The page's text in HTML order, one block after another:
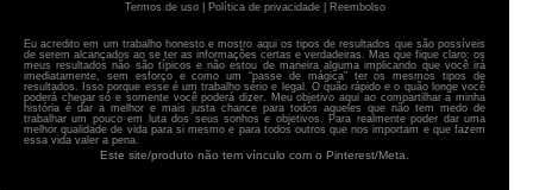
Termos de uso | Política de privacidade | Reembolso
Eu acredito em um trabalho honesto e mostro aqui os tipos de resultados que são possíveis
de serem alcançados ao se ter as informações certas e verdadeiras. Mas que fique claro: os
meus resultados não são típicos e não estou de maneira alguma implicando que você irá
imediatamente, sem esforço e como um “passe de mágica” ter os mesmos tipos de
resultados. Isso porque esse é um trabalho sério e legal. O quão rápido e o quão longe você
poderá chegar só e somente você poderá dizer. Meu objetivo aqui ao compartilhar a minha
história é dar a melhor e mais justa chance para todos aqueles que não tem medo de
trabalhar um pouco em luta dos seus sonhos e objetivos. Para realmente poder dar uma
melhor qualidade de vida para si mesmo e para todos outros que nos importam e que fazem
essa vida valer a pena.
Este site/produto não tem vínculo com o Pinterest/Meta.